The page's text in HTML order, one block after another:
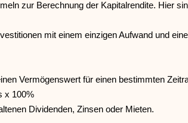
zur Berechnung der Kapitalrendite. Hier
mit einem einzigen Aufwand und
Vermögenswert für einen bestimmten
x 100%
Dividenden, Zinsen oder Mieten.